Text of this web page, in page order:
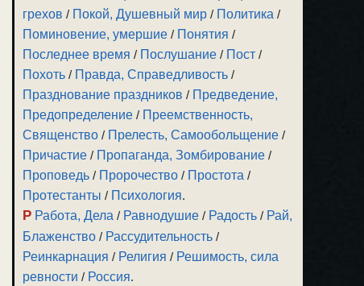
грехов / Покой, Душевный мир / Политика /
Поминовение, умершие / Понятия /
Последнее время / Послушание / Пост /
Похоть / Правда, Справедливость /
Празднование праздников / Предведение,
Предопределение / Преемственность,
Священство / Прелесть, Самообольщение /
Причастие / Пропаганда, Зомбирование /
Проповедь / Пророчество / Простота /
Протестанты / Психология.
Р Работа, Дела / Равнодушие / Радость / Рай,
Блаженство / Рассудительность /
Реинкарнация / Религия / Решимость, сила
ревности / Россия.